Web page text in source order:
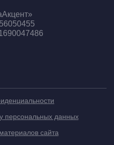
персональных данных
сайта